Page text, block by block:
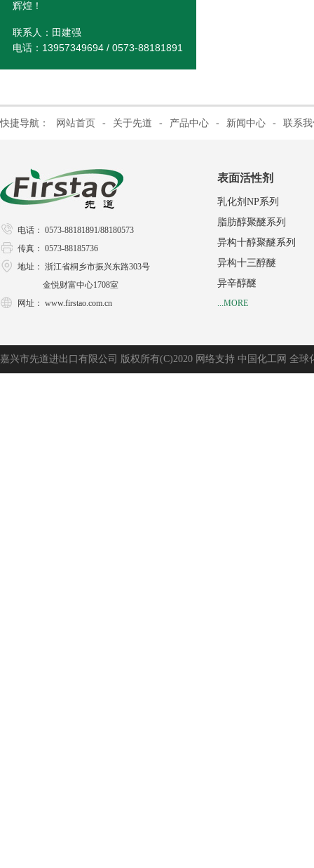
辉煌！
联系人：田建强
电话：13957349694 / 0573-88181891
快捷导航： 网站首页 - 关于先道 - 产品中心 - 新闻中心 - 联系
电话： 0573-88181891/88180573
传真： 0573-88185736
地址： 浙江省桐乡市振兴东路303号
金悦财富中心1708室
网址： www.firstao.com.cn
表面活性剂
乳化剂NP系列
脂肪醇聚醚系列
异构十醇聚醚系列
异构十三醇醚
异辛醇醚
...MORE
嘉兴市先道进出口有限公司 版权所有(C)2020 网络支持 中国化工网 全球